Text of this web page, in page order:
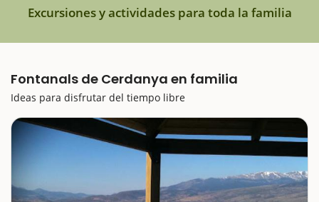
Excursiones y actividades para toda la familia
Fontanals de Cerdanya en familia
Ideas para disfrutar del tiempo libre